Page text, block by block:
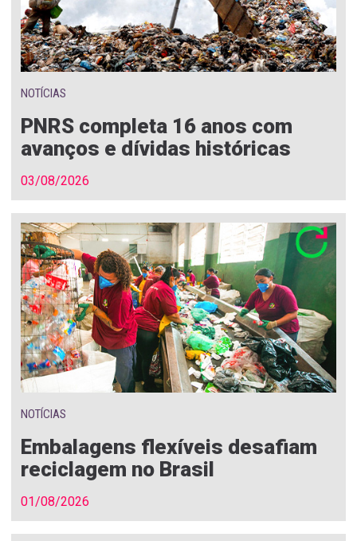
NOTÍCIAS
PNRS completa 16 anos com
avanços e dívidas históricas
03/08/2026
NOTÍCIAS
Embalagens flexíveis desafiam
reciclagem no Brasil
01/08/2026